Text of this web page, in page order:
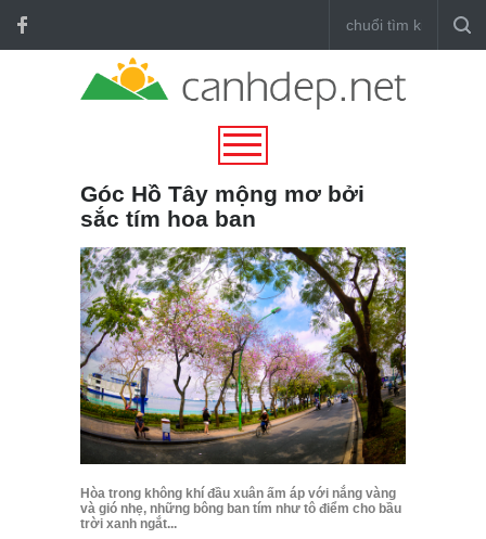
Góc Hồ Tây mộng mơ bởi
sắc tím hoa ban
Hòa trong không khí đầu xuân ấm áp với nắng vàng
và gió nhẹ, những bông ban tím như tô điểm cho bầu
trời xanh ngắt...